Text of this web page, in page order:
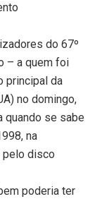
do 67º
– a quem foi
principal da
no domingo,
quando se sabe
na
pelo disco
poderia ter